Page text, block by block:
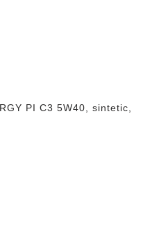
PI C3 5W40, sintetic,